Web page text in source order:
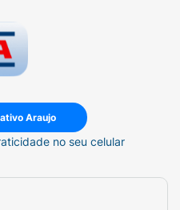
Araujo
no seu celular